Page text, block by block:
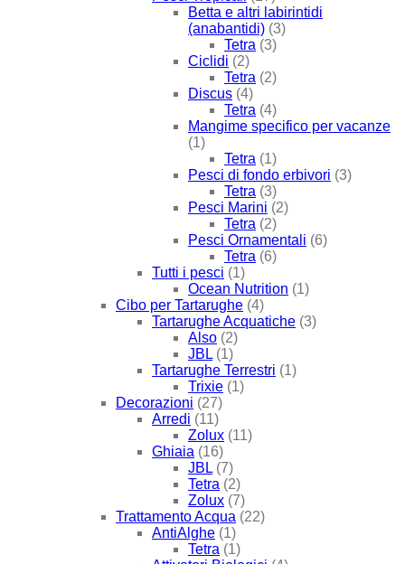
Betta e altri labirintidi
(anabantidi) (3)
Tetra (3)
Ciclidi (2)
Tetra (2)
Discus (4)
Tetra (4)
Mangime specifico per vacanze
(1)
Tetra (1)
Pesci di fondo erbivori (3)
Tetra (3)
Pesci Marini (2)
Tetra (2)
Pesci Ornamentali (6)
Tetra (6)
Tutti i pesci (1)
Ocean Nutrition (1)
Cibo per Tartarughe (4)
Tartarughe Acquatiche (3)
Also (2)
JBL (1)
Tartarughe Terrestri (1)
Trixie (1)
Decorazioni (27)
Arredi (11)
Zolux (11)
Ghiaia (16)
JBL (7)
Tetra (2)
Zolux (7)
Trattamento Acqua (22)
AntiAlghe (1)
Tetra (1)